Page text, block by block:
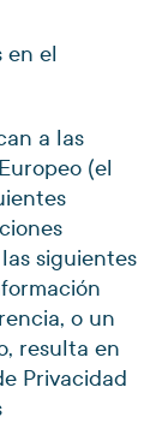
en el
a las
(el
siguientes
o un
resulta en
Privacidad